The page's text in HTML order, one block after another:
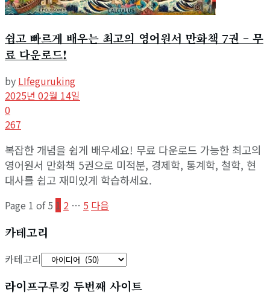
쉽고 빠르게 배우는 최고의 영어원서 만화책 7권 – 무
료 다운로드!
by LIfeguruking
2025년 02월 14일
0
267
복잡한 개념을 쉽게 배우세요! 무료 다운로드 가능한 최고의
영어원서 만화책 5권으로 미적분, 경제학, 통계학, 철학, 현
대사를 쉽고 재미있게 학습하세요.
Page 1 of 5 1 2 … 5 다음
카테고리
카테고리
라이프구루킹 두번째 사이트